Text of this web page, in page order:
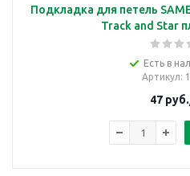
Подкладка для петель
Track and Star
Есть в
Артикул:
47руб.